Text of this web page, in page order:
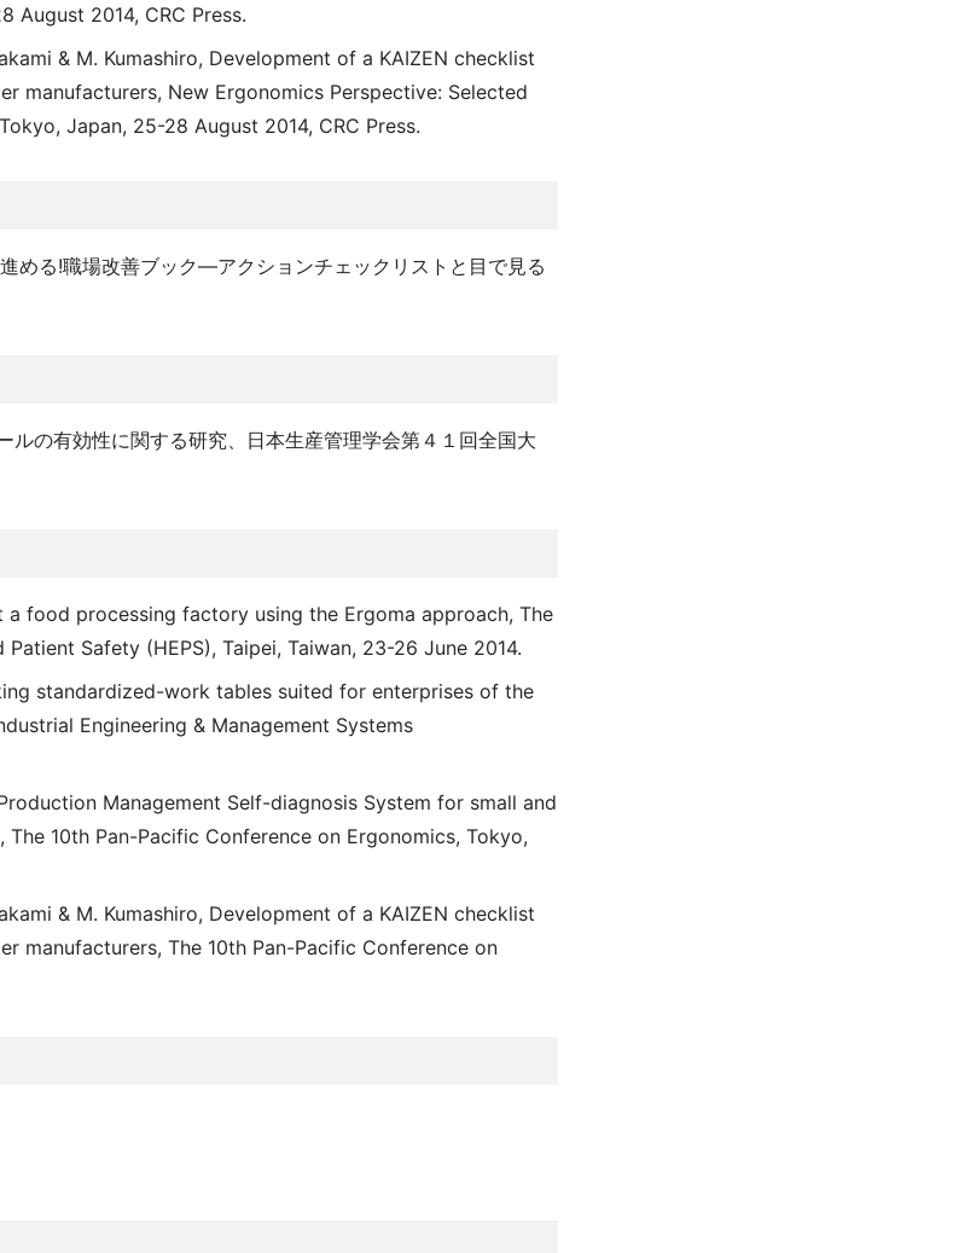
August 2014, CRC Press.
& M. Kumashiro, Development of a KAIZEN checklist
New Ergonomics Perspective: Selected
Japan, 25-28 August 2014, CRC Press.
める!職場改善ブック―アクションチェックリストと目で見る
の有効性に関する研究、日本生産管理学会第４１回全国大
a food processing factory using the Ergoma approach, The
Safety (HEPS), Taipei, Taiwan, 23-26 June 2014.
standardized-work tables suited for enterprises of the
Engineering & Management Systems
Management Self-diagnosis System for small and
10th Pan-Pacific Conference on Ergonomics, Tokyo,
& M. Kumashiro, Development of a KAIZEN checklist
The 10th Pan-Pacific Conference on